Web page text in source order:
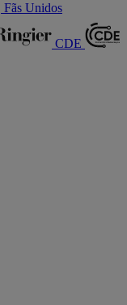
Fãs Unidos
CDE